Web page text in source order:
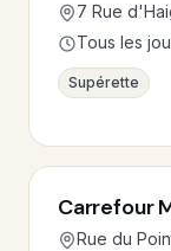
7 Rue
Tous les
Supérette
Carrefour
Rue du